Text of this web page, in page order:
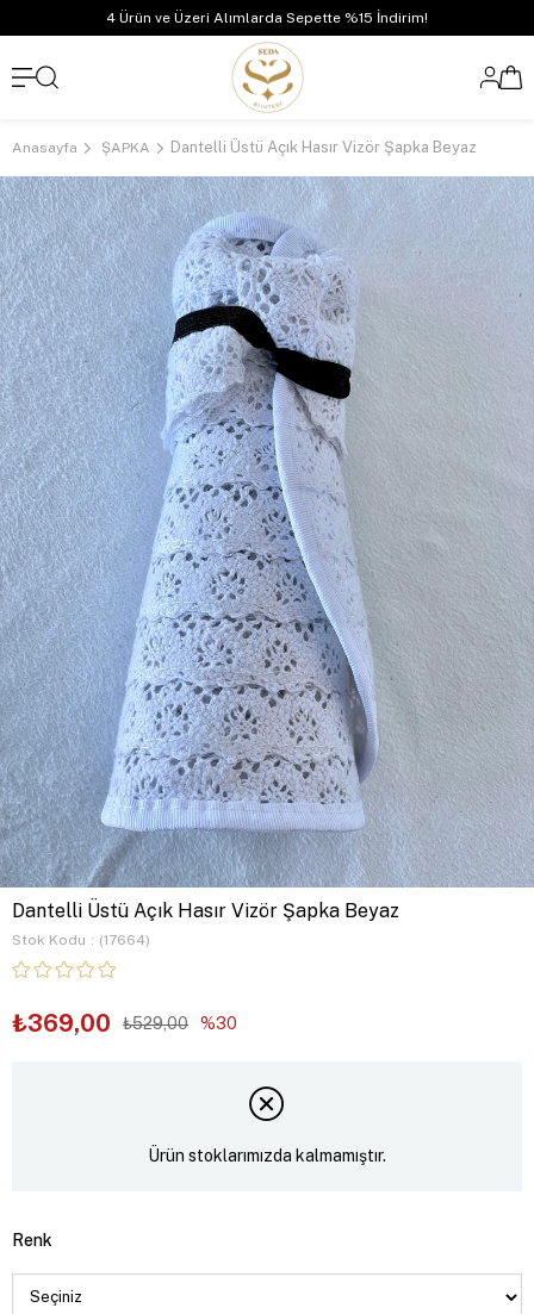
4 Ürün ve Üzeri Alımlarda Sepette %15 İndirim!
Anasayfa ŞAPKA Dantelli Üstü Açık Hasır Vizör Şapka Beyaz
Dantelli Üstü Açık Hasır Vizör Şapka Beyaz
Stok Kodu (17664)
₺529,00
₺369,00 30
Ürün stoklarımızda kalmamıştır.
Renk